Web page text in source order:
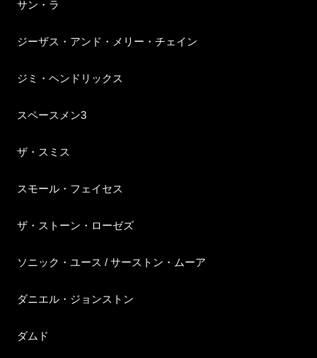
サン・ラ
ジーザス・アンド・メリー・チェイン
ジミ・ヘンドリックス
スペースメン3
ザ・スミス
スモール・フェイセス
ザ・ストーン・ローゼズ
ソニック・ユース / サーストン・ムーア
ダニエル・ジョンストン
ダムド